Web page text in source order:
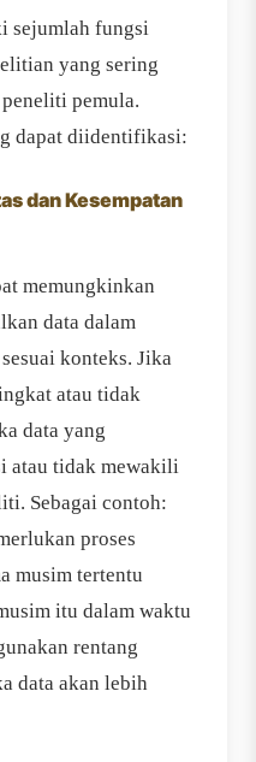
sejumlah fungsi
yang sering
pemula.
dapat diidentifikasi:
dan Kesempatan
memungkinkan
data dalam
konteks. Jika
atau tidak
data yang
atau tidak mewakili
Sebagai contoh:
proses
musim tertentu
itu dalam waktu
rentang
data akan lebih